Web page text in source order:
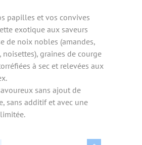
papilles et vos convives
exotique aux saveurs
de noix nobles (amandes,
noisettes), graines de courge
à sec et relevées aux
sans ajout de
sans additif et avec une